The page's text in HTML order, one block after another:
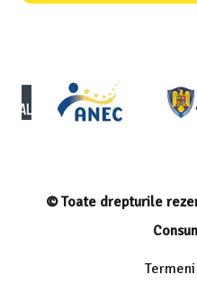
© Toate drepturile